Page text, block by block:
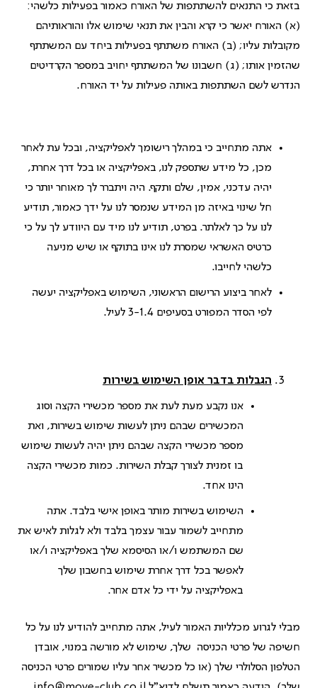
בזאת כי התנאים להשתתפות של האורח כאמור בפעילות כלשהי:
(א) האורח יאשר כי קרא והבין את תנאי שימוש אלו והוראותיהם
מקובלות עליו; (ב) האורח משתתף בפעילות ביחד עם המשתתף
שהזמין אותו; (ג) חשבונו של המשתתף יחויב במספר הקרדיטים
הנדרש לשם השתתפות באותה פעילות על יד האורח.
אתה מתחייב כי במהלך רישומך לאפליקציה, ובכל עת לאחר
מכן, כל מידע שתספק לנו, באפליקציה או בכל דרך אחרת,
יהיה עדכני, אמין, שלם ותקף. היה ויתברר לך מאוחר יותר כי
חל שינוי באיזה מן המידע שנמסר לנו על ידך כאמור, תודיע
לנו על כך לאלתר. בפרט, תודיע לנו מיד עם היוודע לך על כי
כרטיס האשראי שמסרת לנו אינו בתוקף או שיש מניעה
כלשהי לחייבו.
לאחר ביצוע הרישום הראשוני, השימוש באפליקציה יעשה
לפי הסדר המפורט בסעיפים ‎3-‎1.4 לעיל.
הגבלות בדבר אופן השימוש בשירות
אנו נקבע מעת לעת את מספר מכשירי הקצה וסוג
המכשירים שבהם ניתן לעשות שימוש בשירות, ואת
מספר מכשירי הקצה שבהם ניתן יהיה לעשות שימוש
בו זמנית לצורך קבלת השירות. כמות מכשירי הקצה
הינו אחד.
השימוש בשירות מותר באופן אישי בלבד. אתה
מתחייב לשמור עבור עצמך בלבד ולא לגלות לאיש את
שם המשתמש ו/או הסיסמא שלך באפליקציה ו/או
לאפשר בכל דרך אחרת שימוש בחשבון שלך
באפליקציה על ידי כל אדם אחר.
מבלי לגרוע מכלליות האמור לעיל, אתה מתחייב להודיע לנו על כל
חשיפה של פרטי הכניסה שלך, שימוש לא מורשה במנוי, אובדן
הטלפון הסלולרי שלך (או כל מכשיר אחר עליו שמורים פרטי הכניסה